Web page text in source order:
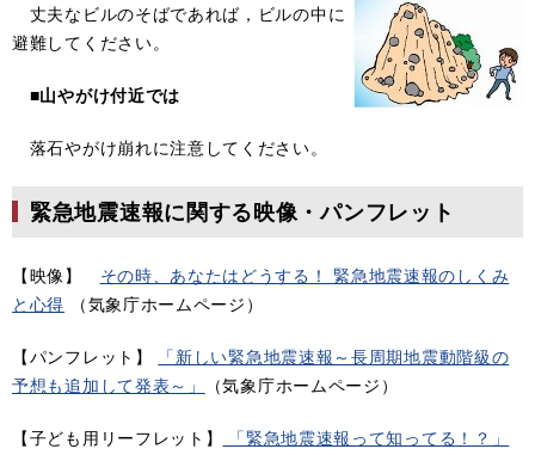
丈夫なビルのそばであれば，ビルの中に
避難してください。
■山やがけ付近では
落石やがけ崩れに注意してください。
緊急地震速報に関する映像・パンフレット
【映像】 その時、あなたはどうする！ 緊急地震速報のしくみ
と心得 （気象庁ホームページ）
【パンフレット】
「新しい緊急地震速報～長周期地震動階級の
予想も追加して発表～」
（気象庁ホームページ）
【子ども用リーフレット】
「緊急地震速報って知ってる！？」